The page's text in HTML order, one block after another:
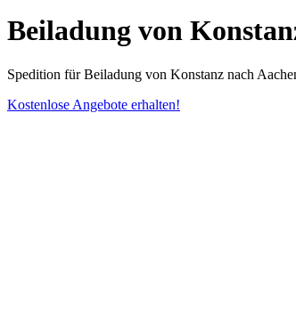
Beiladung von
Spedition für Beiladung von Konstanz nach
Kostenlose Angebote erhalten!